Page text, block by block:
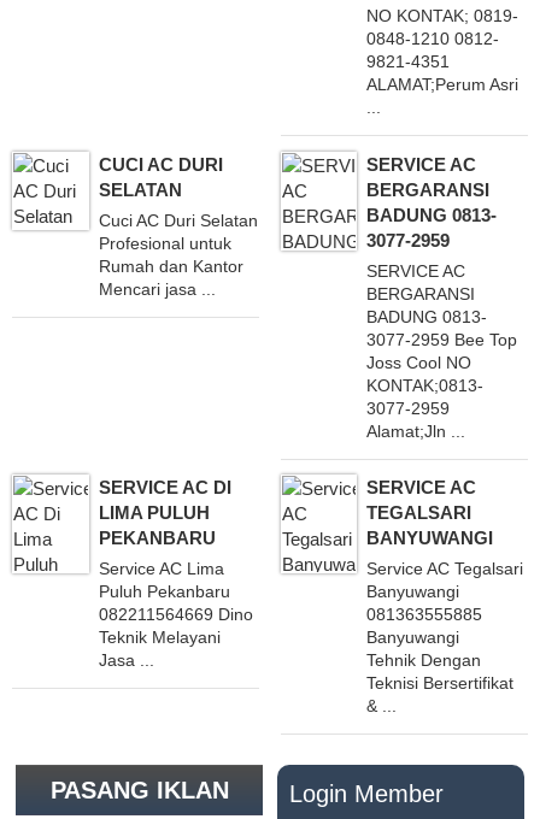
NO KONTAK; 0819-
0848-1210 0812-
9821-4351
ALAMAT;Perum Asri
...
CUCI AC DURI
SELATAN
Cuci AC Duri Selatan
Profesional untuk
Rumah dan Kantor
Mencari jasa ...
SERVICE AC
BERGARANSI
BADUNG 0813-
3077-2959
SERVICE AC
BERGARANSI
BADUNG 0813-
3077-2959 Bee Top
Joss Cool NO
KONTAK;0813-
3077-2959
Alamat;Jln ...
SERVICE AC DI
LIMA PULUH
PEKANBARU
Service AC Lima
Puluh Pekanbaru
082211564669 Dino
Teknik Melayani
Jasa ...
SERVICE AC
TEGALSARI
BANYUWANGI
Service AC Tegalsari
Banyuwangi
081363555885
Banyuwangi
Tehnik Dengan
Teknisi Bersertifikat
& ...
PASANG IKLAN
Login Member